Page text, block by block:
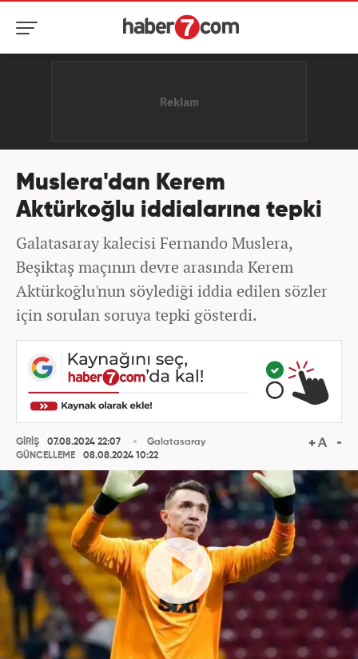
Muslera'dan Kerem
Aktürkoğlu iddialarına tepki
Galatasaray kalecisi Fernando Muslera,
Beşiktaş maçının devre arasında Kerem
Aktürkoğlu'nun söylediği iddia edilen sözler
için sorulan soruya tepki gösterdi.
GİRİŞ
07.08.2024 22:07
GÜNCELLEME
08.08.2024 10:22
Galatasaray